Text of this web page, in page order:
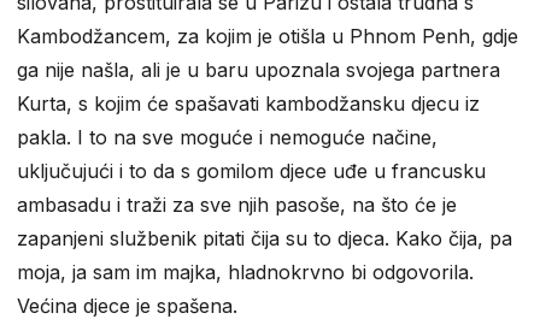
Kambodžancem, za kojim je otišla u Phnom Penh, gdje
ga nije našla, ali je u baru upoznala svojega partnera
Kurta, s kojim će spašavati kambodžansku djecu iz
pakla. I to na sve moguće i nemoguće načine,
uključujući i to da s gomilom djece uđe u francusku
ambasadu i traži za sve njih pasoše, na što će je
zapanjeni službenik pitati čija su to djeca. Kako čija, pa
moja, ja sam im majka, hladnokrvno bi odgovorila.
Većina djece je spašena.